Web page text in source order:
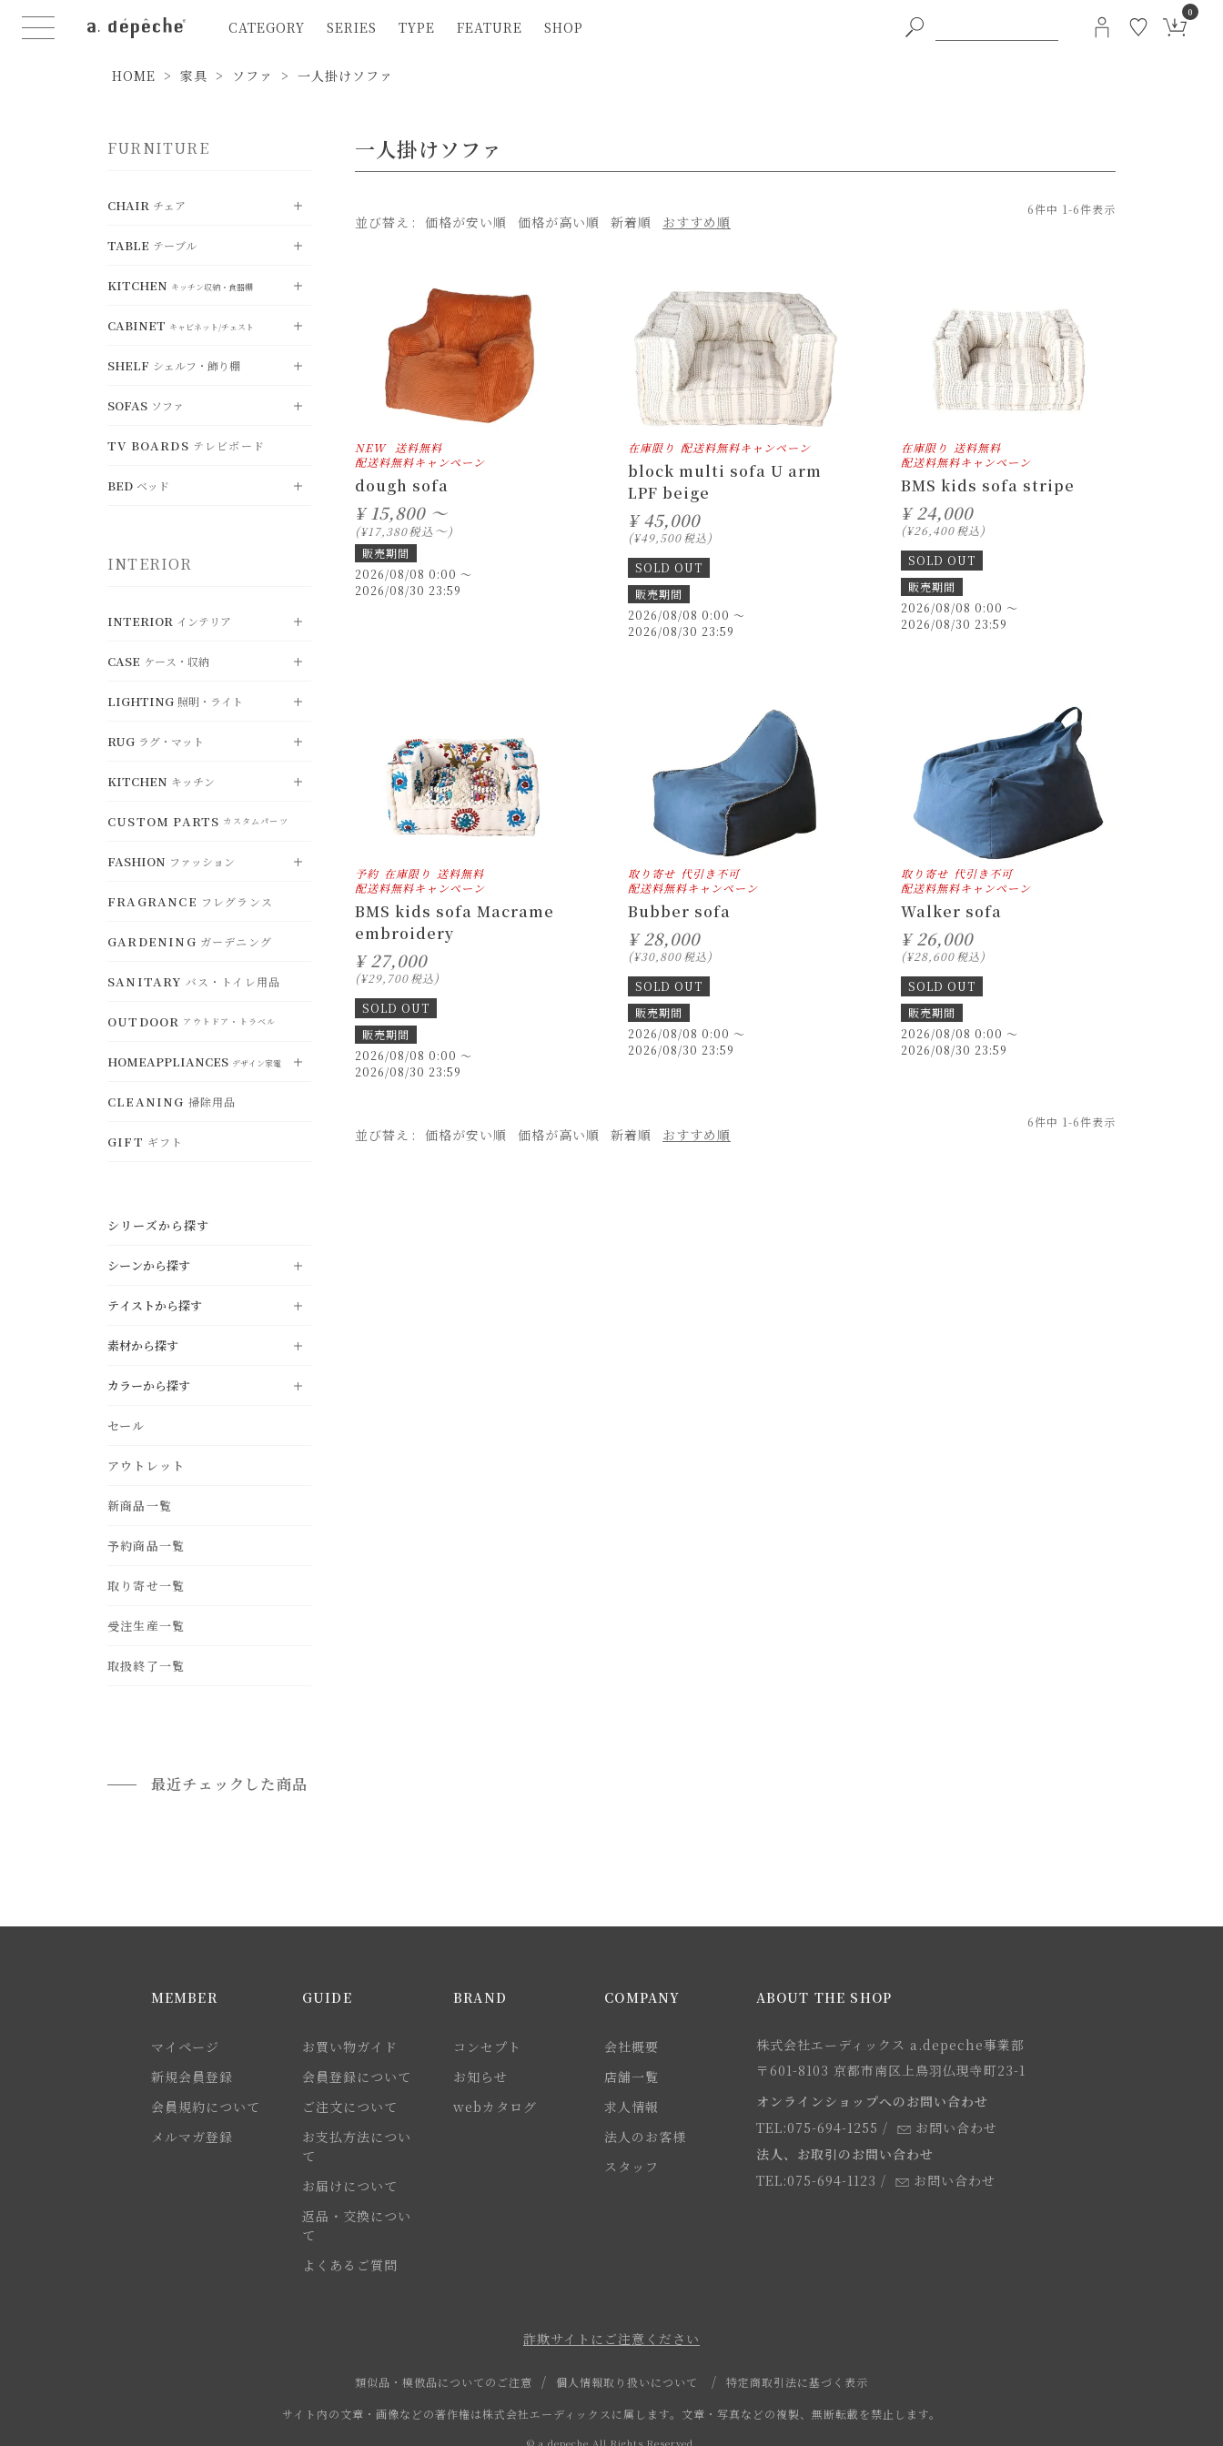
CATEGORY SERIES TYPE FEATURE SHOP
0
HOME 家具 ソファ 一人掛けソファ
FURNITURE
CHAIR チェア
VIEW ALL すべて見る
DINING CHAIR ダイニングチェア
STOOL スツール
COUNTER CHAIR カウンターチェア
FOLDING CHAIR 折り畳みチェア
BENCH ベンチ
OFFICE CHAIR
CHAIR OTTOMAN
TABLE テーブル
VIEW ALL すべて見る
DINING TABLE ダイニングテーブル
LIVING TABLE リビングテーブル
SIDE TABLE
DESK デスク
FOLDING TABLE 折り畳みテーブル
KITCHEN キッチン収納・食器棚
VIEW ALL すべて見る
KITCHEN BOARD キッチンボード
COUNTER BOARD
カウンターボー
CABINET キャビネット/チェスト
VIEW ALL すべて見る
CABINET キャビネット
CHEST チェスト
WARDROBE
SHELF シェルフ・飾り棚
VIEW ALL
SHELF シェルフ
BOXSHELF
UMBRELLASTAND
SOFAS ソファ
VIEW ALL すべて見る
SINGLE SOFA
TRIPLE SOFA
TV BOARDS テレビボード
BED ベッド
SINGLE BED
INTERIOR
INTERIOR インテリア
VIEW ALL すべて見る
CUSHION クッション・カバー
MIRROR ミラー
OBJET ディスプレイ・オブジェ
CLOCK 時計
CHRISTMAS クリスマスグッズ
OTHER その他
CASE ケース・収納
VIEW ALL すべて見る
STORAGE 収納ボックス
BASKET バスケット
DUST BOX ゴミ箱
STORAGE アクセサリー収納
CONTAINERS 小物入れ・トレー
HANGER ハンガー
LIGHTING 照明・ライト
VIEW ALL すべて見る
PENDANT LIGHT
ペンダントライ
RUG ラグ・マット
VIEW ALL すべて見る
RUG ラグ
MAT 玄関マット
CHAIR PAD チェアパッド
KITCHEN キッチン
VIEW ALL すべて見る
TABLEWARE 食器
KITCHENWARE 鍋・調理器具
KITCHENCONTAINER ランチボッ
CUSTOM PARTS カスタムパーツ
FASHION ファッション
VIEW ALL すべて見る
ACCESSORY アクセサリー
HAT ハット
BAG バッグ
GOODS ファッション小物
STORAGE ジュエリーボックス・収納
WEAR ウェア
FRAGRANCE フレグランス
GARDENING ガーデニング
SANITARY バス・トイレ用品
OUTDOOR アウトドア・トラベル
HOMEAPPLIANCES デザイン家電
VIEW ALL すべて見る
ELECTRICFAN
HUMIDIFIER 加湿器
CLEANING 掃除用品
GIFT ギフト
シリーズから探す
シーンから探す
LIVING リビング
DINING ダイニング
KITCHEN キッチン
STUDY
BEDROOM
ENTRANCE
BATHROOM
GARDEN エクステリア・庭
テイストから探す
NATURAL
MODERN モダン
INDUSTRIAL
VINTAGE ヴィンテージ
COUNTRY
NORDIC STYLE
MOROCCAN
OUTDOOR
素材から探す
teak
iron
leather
カラーから探す
black
dark brown
blue
orange
gold
セール
アウトレット
新商品一覧
予約商品一覧
取り寄せ一覧
受注生産一覧
取扱終了一覧
一人掛けソファ
並び替え 価格が安い順 価格が高い順 新着順 おすすめ順
6件中 1-6件表示
NEW
送料無料
配送料無料キャンペーン
dough sofa
¥ 15,800 ～
¥17,380税込〜
販売期間
2026/08/08 0:00 〜
2026/08/30 23:59
在庫限り 配送料無料キャンペーン
block multi sofa U arm
LPF beige
¥ 45,000
¥49,500税込
SOLD OUT
販売期間
2026/08/08 0:00 〜
2026/08/30 23:59
在庫限り 送料無料
配送料無料キャンペーン
BMS kids sofa stripe
¥ 24,000
¥26,400税込
SOLD OUT
販売期間
2026/08/08 0:00 〜
2026/08/30 23:59
予約 在庫限り 送料無料
配送料無料キャンペーン
BMS kids sofa Macrame
embroidery
¥ 27,000
¥29,700税込
SOLD OUT
販売期間
2026/08/08 0:00 〜
2026/08/30 23:59
取り寄せ 代引き不可
配送料無料キャンペーン
Bubber sofa
¥ 28,000
¥30,800税込
SOLD OUT
販売期間
2026/08/08 0:00 〜
2026/08/30 23:59
取り寄せ 代引き不可
配送料無料キャンペーン
Walker sofa
¥ 26,000
¥28,600税込
SOLD OUT
販売期間
2026/08/08 0:00 〜
2026/08/30 23:59
並び替え 価格が安い順 価格が高い順 新着順 おすすめ順
6件中 1-6件表示
最近チェックした商品
MEMBER
マイページ
新規会員登録
会員規約について
メルマガ登録
GUIDE
お買い物ガイド
会員登録について
ご注文について
お支払方法につい
て
お届けについて
返品・交換につい
て
よくあるご質問
BRAND
コンセプト
お知らせ
webカタログ
COMPANY
会社概要
店舗一覧
求人情報
法人のお客様
スタッフ
ABOUT THE SHOP
株式会社エーディックス a.depeche事業部
〒601-8103 京都市南区上鳥羽仏現寺町23-1
オンラインショップへのお問い合わせ
TEL:075-694-1255 /
お問い合わせ
法人、お取引のお問い合わせ
TEL:075-694-1123 / お問い合わせ
詐欺サイトにご注意ください
類似品・模倣品についてのご注意 個人情報取り扱いについて 特定商取引法に基づく表示
サイト内の文章・画像などの著作権は株式会社エーディックスに属します。文章・写真などの複製、無断転載を禁止します。
© a.depeche All Rights Reserved.